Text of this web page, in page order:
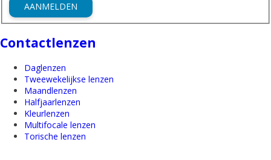
AANMELDEN
Contactlenzen
Daglenzen
Tweewekelijkse lenzen
Maandlenzen
Halfjaarlenzen
Kleurlenzen
Multifocale lenzen
Torische lenzen